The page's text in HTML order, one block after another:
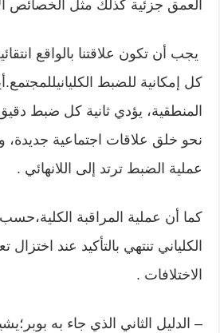
العمق جزئية كذلك مثل الخصائص
يجب أن تكون علاقتنا بالواقع
كل إمكانية للضبط
المنطقية، يؤدي ثانية كل ضبط دقيق
نحو خلق علاقات اجتماعية جديدة،
عملية الضبط ترتد إلى اللانهائي .
كما أن عملية المراقبة
الكلياني تنتهي بالتأكيد عند اختزال
الاختلافات .
– الدليل الثاني الذي جاء به